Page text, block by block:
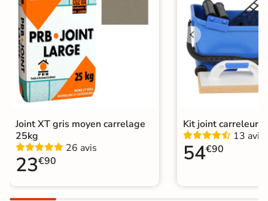
Nombres de
tampons
18
Résistant au Gel
Conditionnement
Pose
Support
Normes
Joint XT gris moyen carrelage
25kg
26 avis
23€90
Kit joint carreleur
13 avis
54€90